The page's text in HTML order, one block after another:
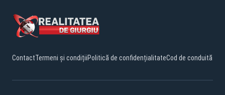
ContactTermeni și condițiiPolitică de confidențialitateCod de conduită